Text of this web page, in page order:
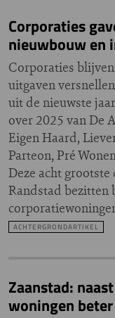
Corporaties
nieuwbouw en
Corporaties
uitgaven
uit de nieuwste
over 2025 van De
Eigen Haard,
Parteon, Pré
Deze acht
Randstad bezitten
ACHTERGRONDARTIKEL
Zaanstad:
woningen